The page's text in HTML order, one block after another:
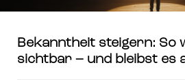
Bekanntheit steigern: So
sichtbar – und bleibst es